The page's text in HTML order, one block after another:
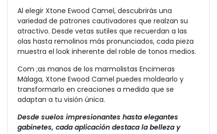
Al elegir Xtone Ewood Camel, descubrirás una
variedad de patrones cautivadores que realzan su
atractivo. Desde vetas sutiles que recuerdan a las
olas hasta remolinos más pronunciados, cada pieza
muestra el look inherente del roble de tonos medios.
Com ;as manos de los marmolistas Encimeras
Málaga, Xtone Ewood Camel puedes moldearlo y
transformarlo en creaciones a medida que se
adaptan a tu visión única.
Desde suelos impresionantes hasta elegantes
gabinetes, cada aplicación destaca la belleza y